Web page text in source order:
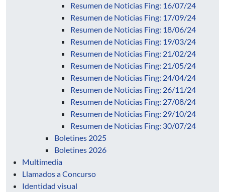
Resumen de Noticias Fing: 16/07/24
Resumen de Noticias Fing: 17/09/24
Resumen de Noticias Fing: 18/06/24
Resumen de Noticias Fing: 19/03/24
Resumen de Noticias Fing: 21/02/24
Resumen de Noticias Fing: 21/05/24
Resumen de Noticias Fing: 24/04/24
Resumen de Noticias Fing: 26/11/24
Resumen de Noticias Fing: 27/08/24
Resumen de Noticias Fing: 29/10/24
Resumen de Noticias Fing: 30/07/24
Boletines 2025
Boletines 2026
Multimedia
Llamados a Concurso
Identidad visual